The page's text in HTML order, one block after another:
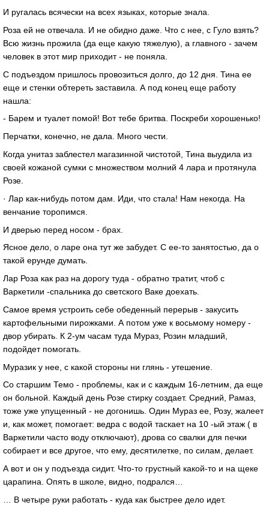
И ругалась всячески на всех языках, которые знала.
Роза ей не отвечала. И не обидно даже. Что с нее, с Гуло взять?
Всю жизнь прожила (да еще какую тяжелую), а главного - зачем
человек в этот мир приходит - не поняла.
С подъездом пришлось провозиться долго, до 12 дня. Тина ее
еще и стенки обтереть заставила. А под конец еще работу
нашла:
- Барем и туалет помой! Вот тебе бритва. Поскреби хорошенько!
Перчатки, конечно, не дала. Много чести.
Когда унитаз заблестел магазинной чистотой, Тина выудила из
своей кожаной сумки с множеством молний 4 лара и протянула
Розе.
· Лар как-нибудь потом дам. Иди, что стала! Нам некогда. На
венчание торопимся.
И дверью перед носом - брах.
Ясное дело, о ларе она тут же забудет. С ее-то занятостью, да о
такой ерунде думать.
Лар Роза как раз на дорогу туда - обратно тратит, чтоб с
Варкетили -спальника до светского Ваке доехать.
Самое время устроить себе обеденный перерыв - закусить
картофельными пирожками. А потом уже к восьмому номеру -
двор убирать. К 2-ум часам туда Мураз, Розин младший,
подойдет помогать.
Муразик у нее, с какой стороны ни глянь - утешение.
Со старшим Темо - проблемы, как и с каждым 16-летним, да еще
он больной. Каждый день Розе стирку создает. Средний, Рамаз,
тоже уже упущенный - не догонишь. Один Мураз ее, Розу, жалеет
и, как может, помогает: ведра с водой таскает на 10 -ый этаж ( в
Варкетили часто воду отключают), дрова со свалки для печки
собирает и все другое, что ему, десятилетке, по силам, делает.
А вот и он у подъезда сидит. Что-то грустный какой-то и на щеке
царапина. Опять в школе, видно, подрался…
… В четыре руки работать - куда как быстрее дело идет.